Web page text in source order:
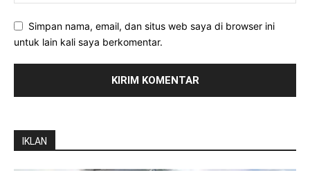
Simpan nama, email, dan situs web saya di browser ini
untuk lain kali saya berkomentar.
IKLAN